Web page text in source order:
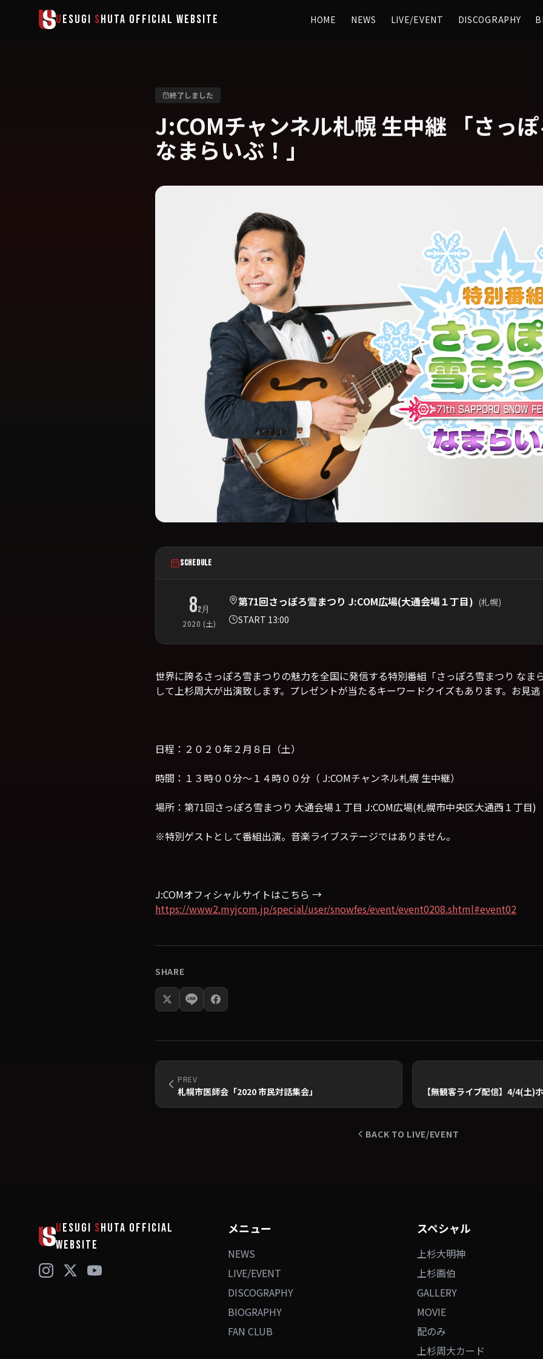
メインコンテンツへスキップ
UESUGI SHUTA OFFICIAL WEBSITE HOME NEWS LIVE/EVENT DISCOGRAPHY
終了しました
J:COMチャンネル札幌 生中継 「さっ
なまらいぶ！」
SCHEDULE
82月
2020 (土)
第71回さっぽろ雪まつり J:COM広場(大通会場１丁目) (札幌)
START 13:00
世界に誇るさっぽろ雪まつりの魅力を全国に発信する特別番組「さっぽろ雪まつり なま
して上杉周大が出演致します。プレゼントが当たるキーワードクイズもあります。お見
日程：２０２０年２月８日（土）
時間：１３時００分～１４時００分（ J:COMチャンネル札幌 生中継）
場所：第71回さっぽろ雪まつり 大通会場１丁目 J:COM広場(札幌市中央区大通西１丁目)
※特別ゲストとして番組出演。音楽ライブステージではありません。
J:COMオフィシャルサイトはこちら →
https://www2.myjcom.jp/special/user/snowfes/event/event0208.shtml#event02
SHARE
PREV
札幌市医師会「2020 市民対話集会」
BACK TO LIVE/EVENT
UESUGI SHUTA OFFICIAL
WEBSITE
メニュー
NEWS
LIVE/EVENT
DISCOGRAPHY
BIOGRAPHY
FAN CLUB
スペシャル
上杉大明神
上杉画伯
GALLERY
MOVIE
配のみ
上杉周大カード